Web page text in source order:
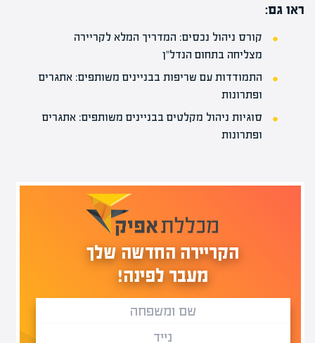
ראו גם:
קורס ניהול נכסים: המדריך המלא לקריירה
מצליחה בתחום הנדל"ן
התמודדות עם שריפות בבניינים משותפים: אתגרים
ופתרונות
סוגיות ניהול מקלטים בבניינים משותפים: אתגרים
ופתרונות
הקריירה החדשה שלך
מעבר לפינה!